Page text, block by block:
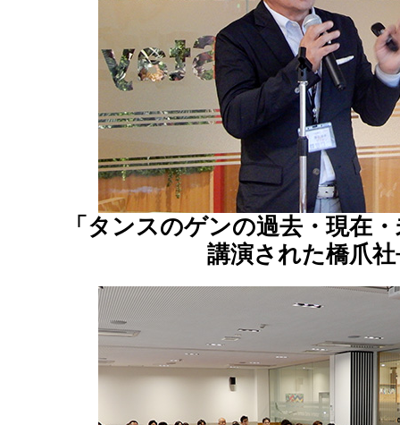
「タンスのゲンの過去・現在
講演された橋爪社